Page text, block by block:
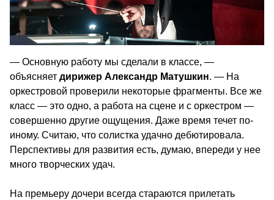
— Основную работу мы сделали в классе, —
объясняет дирижер Александр Матушкин. — На
оркестровой проверили некоторые фрагменты. Все же
класс — это одно, а работа на сцене и с оркестром —
совершенно другие ощущения. Даже время течет по-
иному. Считаю, что солистка удачно дебютировала.
Перспективы для развития есть, думаю, впереди у нее
много творческих удач.
На премьеру дочери всегда стараются прилетать